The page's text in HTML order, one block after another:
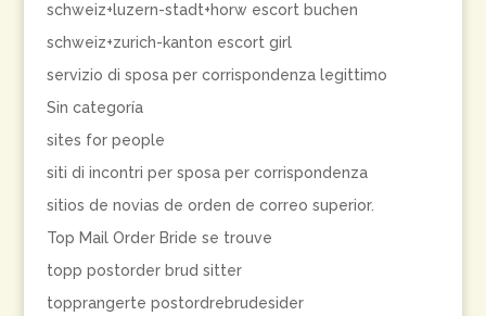
schweiz+luzern-stadt+horw escort buchen
schweiz+zurich-kanton escort girl
servizio di sposa per corrispondenza legittimo
Sin categoría
sites for people
siti di incontri per sposa per corrispondenza
sitios de novias de orden de correo superior.
Top Mail Order Bride se trouve
topp postorder brud sitter
topprangerte postordrebrudesider